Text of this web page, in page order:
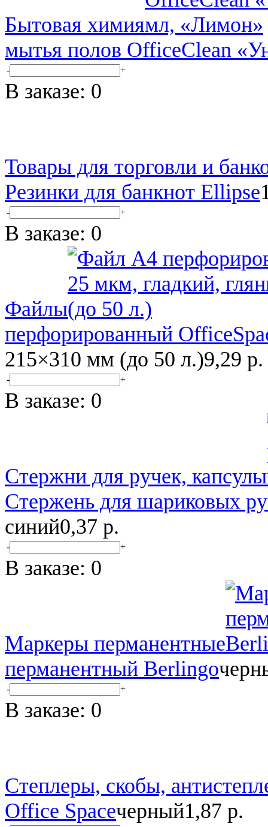
Бытовая химия
мытья полов OfficeClean
- +
В заказе: 0
Товары для торговли и
Резинки для банкнот Ellipse
- +
В заказе: 0
Файлы
перфорированный
215×310 мм (до 50 л.)9,29 р.
- +
В заказе: 0
Стержни для ручек, капсулы
Стержень для шариковых
синий0,37 р.
- +
В заказе: 0
Маркеры перманентные
перманентный Berlingo
- +
В заказе: 0
Степлеры, скобы,
Office Spaceчерный1,87 р.